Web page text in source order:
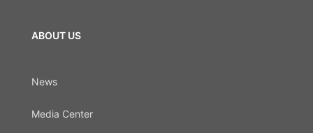
ABOUT US
News
Media Center